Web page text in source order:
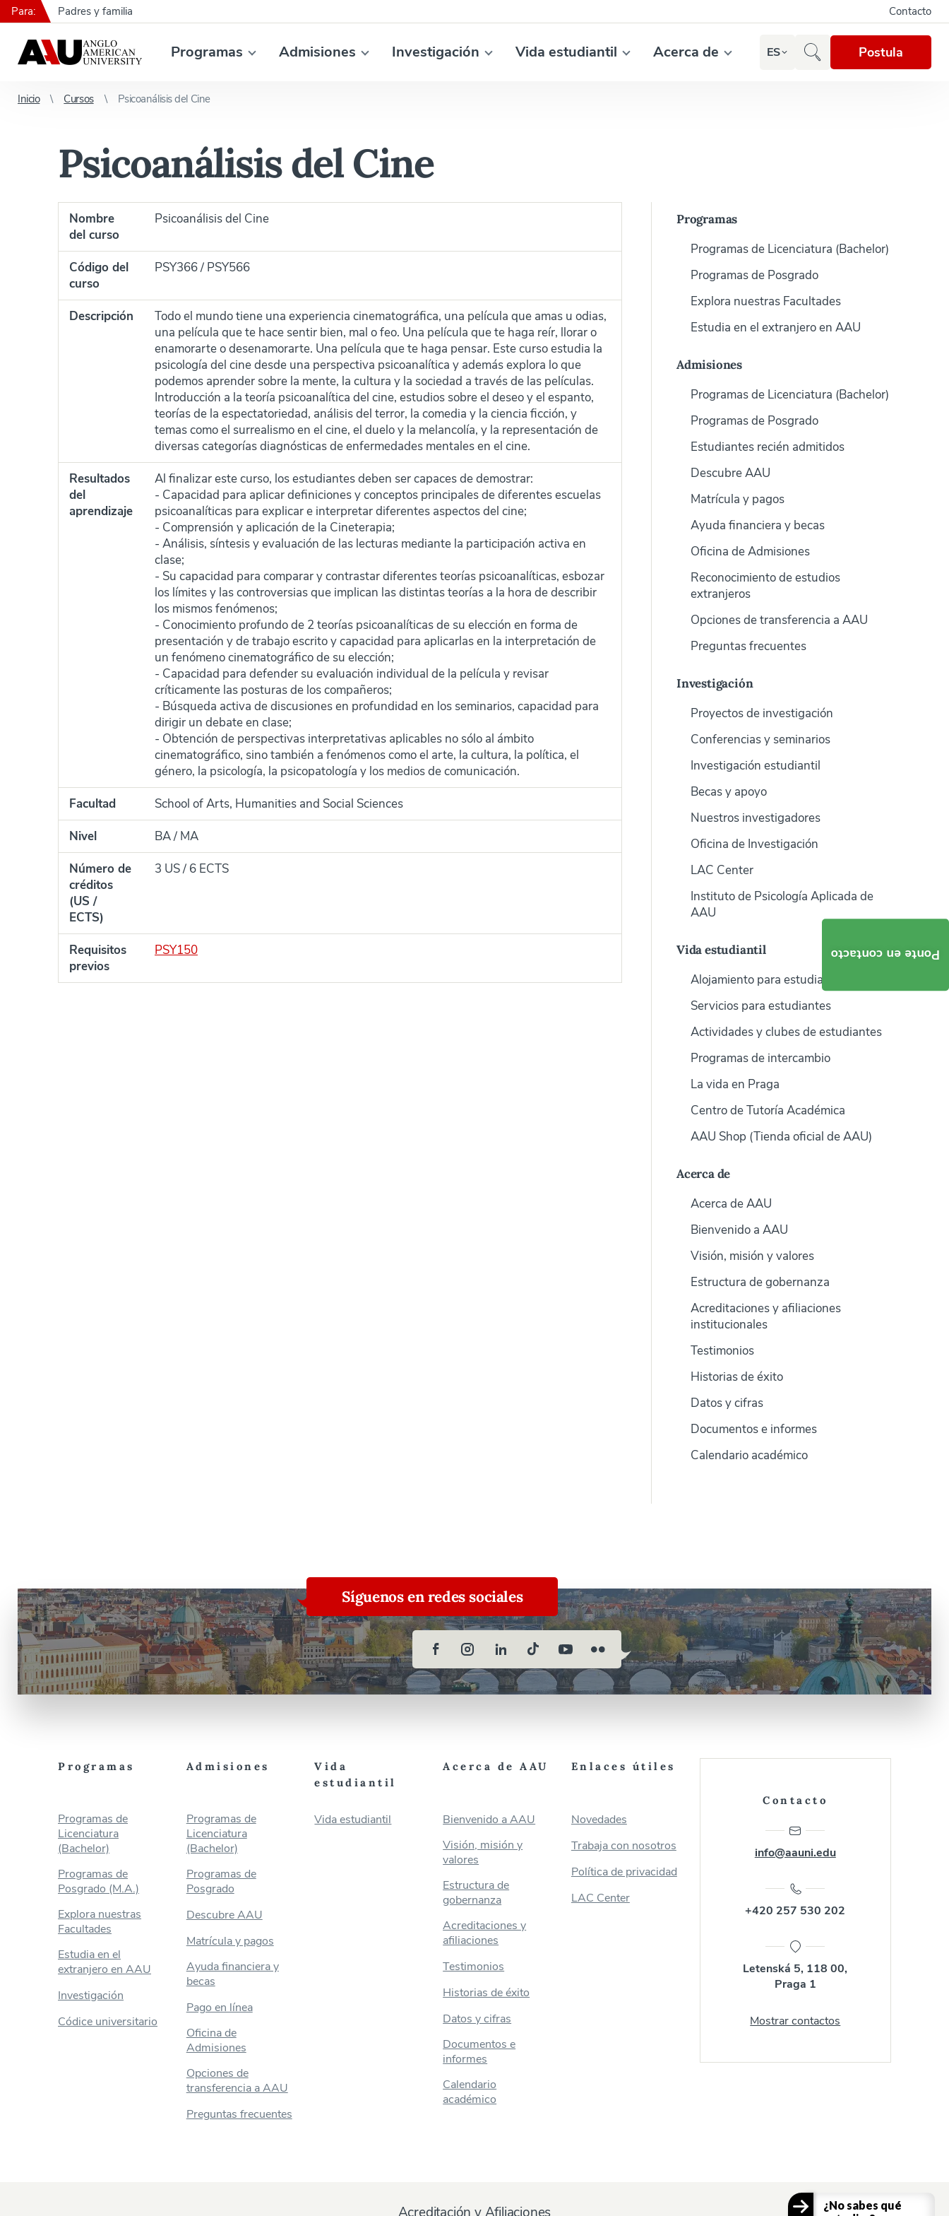
Programas Admisiones Investigación Vida estudiantil Acerca de ES Postula
Para: Padres y familia Contacto
Inicio Cursos Psicoanálisis del Cine
Psicoanálisis del Cine
Nombre
del curso
Psicoanálisis del Cine
Código del
curso
PSY366 / PSY566
Descripción
Todo el mundo tiene una experiencia cinematográfica, una película que amas u odias,
una película que te hace sentir bien, mal o feo. Una película que te haga reír, llorar o
enamorarte o desenamorarte. Una película que te haga pensar. Este curso estudia la
psicología del cine desde una perspectiva psicoanalítica y además explora lo que
podemos aprender sobre la mente, la cultura y la sociedad a través de las películas.
Introducción a la teoría psicoanalítica del cine, estudios sobre el deseo y el espanto,
teorías de la espectatoriedad, análisis del terror, la comedia y la ciencia ficción, y
temas como el surrealismo en el cine, el duelo y la melancolía, y la representación de
diversas categorías diagnósticas de enfermedades mentales en el cine.
Resultados
del
aprendizaje
Al finalizar este curso, los estudiantes deben ser capaces de demostrar:
- Capacidad para aplicar definiciones y conceptos principales de diferentes escuelas
psicoanalíticas para explicar e interpretar diferentes aspectos del cine;
- Comprensión y aplicación de la Cineterapia;
- Análisis, síntesis y evaluación de las lecturas mediante la participación activa en
clase;
- Su capacidad para comparar y contrastar diferentes teorías psicoanalíticas, esbozar
los límites y las controversias que implican las distintas teorías a la hora de describir
los mismos fenómenos;
- Conocimiento profundo de 2 teorías psicoanalíticas de su elección en forma de
presentación y de trabajo escrito y capacidad para aplicarlas en la interpretación de
un fenómeno cinematográfico de su elección;
- Capacidad para defender su evaluación individual de la película y revisar
críticamente las posturas de los compañeros;
- Búsqueda activa de discusiones en profundidad en los seminarios, capacidad para
dirigir un debate en clase;
- Obtención de perspectivas interpretativas aplicables no sólo al ámbito
cinematográfico, sino también a fenómenos como el arte, la cultura, la política, el
género, la psicología, la psicopatología y los medios de comunicación.
Facultad
School of Arts, Humanities and Social Sciences
Nivel
BA / MA
Número de
créditos
(US /
ECTS)
3 US / 6 ECTS
Requisitos
previos
PSY150
Programas
Programas de Licenciatura (Bachelor)
Programas de Posgrado
Explora nuestras Facultades
Estudia en el extranjero en AAU
Admisiones
Programas de Licenciatura (Bachelor)
Programas de Posgrado
Estudiantes recién admitidos
Descubre AAU
Matrícula y pagos
Ayuda financiera y becas
Oficina de Admisiones
Reconocimiento de estudios
extranjeros
Opciones de transferencia a AAU
Preguntas frecuentes
Investigación
Proyectos de investigación
Conferencias y seminarios
Investigación estudiantil
Becas y apoyo
Nuestros investigadores
Oficina de Investigación
LAC Center
Instituto de Psicología Aplicada de
AAU
Vida estudiantil
Alojamiento para estudiantes
Servicios para estudiantes
Actividades y clubes de estudiantes
Programas de intercambio
La vida en Praga
Centro de Tutoría Académica
AAU Shop (Tienda oficial de AAU)
Acerca de
Acerca de AAU
Bienvenido a AAU
Visión, misión y valores
Estructura de gobernanza
Acreditaciones y afiliaciones
institucionales
Testimonios
Historias de éxito
Datos y cifras
Documentos e informes
Calendario académico
Síguenos en redes sociales
Programas
Programas de
Licenciatura
(Bachelor)
Programas de
Posgrado (M.A.)
Explora nuestras
Facultades
Estudia en el
extranjero en AAU
Investigación
Códice universitario
Admisiones
Programas de
Licenciatura
(Bachelor)
Programas de
Posgrado
Descubre AAU
Matrícula y pagos
Ayuda financiera y
becas
Pago en línea
Oficina de
Admisiones
Opciones de
transferencia a AAU
Preguntas frecuentes
Vida
estudiantil
Vida estudiantil
Acerca de AAU
Bienvenido a AAU
Visión, misión y
valores
Estructura de
gobernanza
Acreditaciones y
afiliaciones
Testimonios
Historias de éxito
Datos y cifras
Documentos e
informes
Calendario
académico
Enlaces útiles
Novedades
Trabaja con nosotros
Política de privacidad
LAC Center
Contacto
info@aauni.edu
+420 257 530 202
Letenská 5, 118 00,
Praga 1
Mostrar contactos
Ponte en contacto
¿No sabes qué